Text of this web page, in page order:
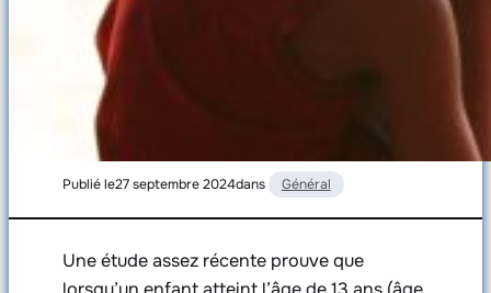
Publié le27 septembre 2024dans Général
Une étude assez récente prouve que